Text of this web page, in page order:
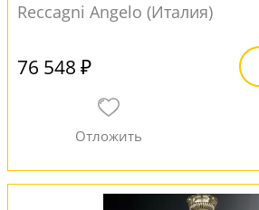
Reccagni Angelo (Италия)
76 548 ₽